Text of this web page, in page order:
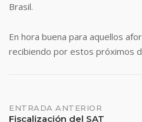
Brasil.
En hora buena para aquellos
recibiendo por estos próximos
Navegación
ENTRADA ANTERIOR
Fiscalización del SAT